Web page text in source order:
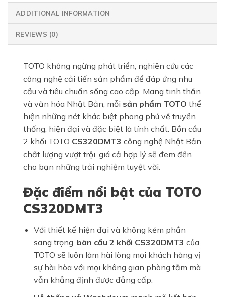
ADDITIONAL INFORMATION
REVIEWS (0)
TOTO không ngừng phát triển, nghiên cứu các
công nghệ cải tiến sản phẩm để đáp ứng nhu
cầu và tiêu chuẩn sống cao cấp. Mang tinh thần
và văn hóa Nhật Bản, mỗi sản phẩm TOTO thể
hiện những nét khác biệt phong phú về truyền
thống, hiện đại và đặc biệt là tính chất. Bồn cầu
2 khối TOTO CS320DMT3 công nghệ Nhật Bản
chất lượng vượt trội, giá cả hợp lý sẽ đem đến
cho bạn những trải nghiệm tuyệt vời.
Đặc điểm nổi bật của TOTO
CS320DMT3
Với thiết kế hiện đại và không kém phần
sang trọng, bàn cầu 2 khối CS320DMT3 của
TOTO sẽ luôn làm hài lòng mọi khách hàng vị
sự hài hòa với mọi không gian phòng tắm mà
vẫn khẳng định được đẳng cấp.